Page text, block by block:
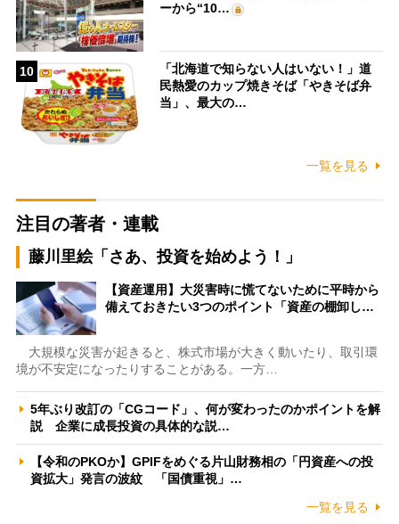
ーから“10…
10
「北海道で知らない人はいない！」道
民熱愛のカップ焼きそば「やきそば弁
当」、最大の…
一覧を見る
注目の著者・連載
藤川里絵「さあ、投資を始めよう！」
【資産運用】大災害時に慌てないために平時から
備えておきたい3つのポイント「資産の棚卸し…
大規模な災害が起きると、株式市場が大きく動いたり、取引環
境が不安定になったりすることがある。一方…
5年ぶり改訂の「CGコード」、何が変わったのかポイントを解
説 企業に成長投資の具体的な説…
【令和のPKOか】GPIFをめぐる片山財務相の「円資産への投
資拡大」発言の波紋 「国債重視」…
一覧を見る